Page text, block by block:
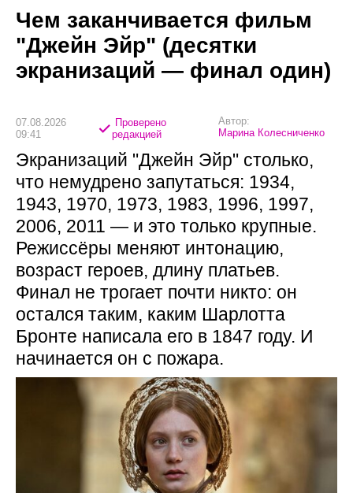
Чем заканчивается фильм
"Джейн Эйр" (десятки
экранизаций — финал один)
07.08.2026
09:41
Проверено
редакцией
Автор:
Марина Колесниченко
Экранизаций "Джейн Эйр" столько,
что немудрено запутаться: 1934,
1943, 1970, 1973, 1983, 1996, 1997,
2006, 2011 — и это только крупные.
Режиссёры меняют интонацию,
возраст героев, длину платьев.
Финал не трогает почти никто: он
остался таким, каким Шарлотта
Бронте написала его в 1847 году. И
начинается он с пожара.